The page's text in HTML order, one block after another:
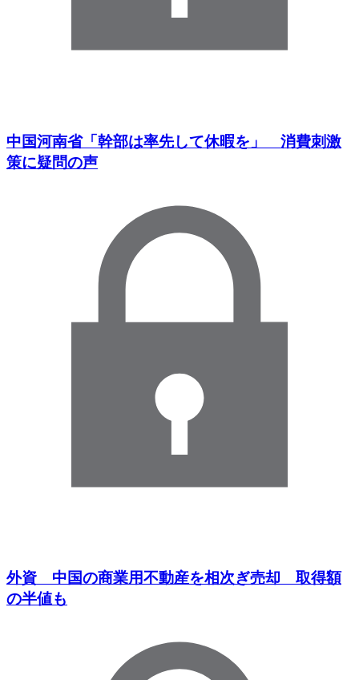
中国河南省「幹部は率先して休暇を」 消費刺激
策に疑問の声
外資 中国の商業用不動産を相次ぎ売却 取得額
の半値も